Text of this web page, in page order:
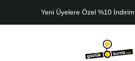
Yeni Üyelere Özel %10